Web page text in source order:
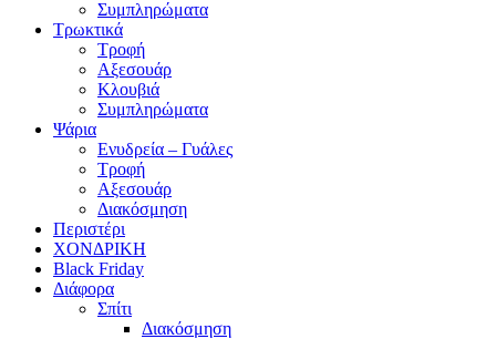
Συμπληρώματα
Τρωκτικά
Τροφή
Αξεσουάρ
Κλουβιά
Συμπληρώματα
Ψάρια
Ενυδρεία – Γυάλες
Τροφή
Αξεσουάρ
Διακόσμηση
Περιστέρι
ΧΟΝΔΡΙΚΗ
Black Friday
Διάφορα
Σπίτι
Διακόσμηση